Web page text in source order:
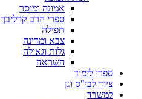
אמונה ומוסר
ספרי הרב קרליבך
תפילה
צבא ומדינה
גלות וגאולה
השראה
ספרי לימוד
ציוד לבי"ס וגן
למשרד